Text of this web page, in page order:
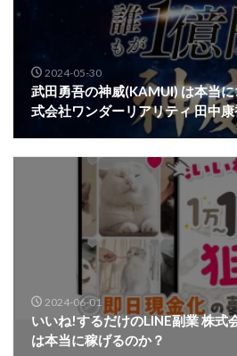
2024-05-30
武田勇吾の神威(KAMUI) は本当
式会社ワンダーリアリティ 田中
2024-06-01
いいね!するだけのLINE副業 株式
は本当に稼げるのか？